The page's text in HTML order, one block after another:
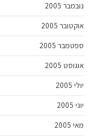
נובמבר 2005
אוקטובר 2005
ספטמבר 2005
אוגוסט 2005
יולי 2005
יוני 2005
מאי 2005